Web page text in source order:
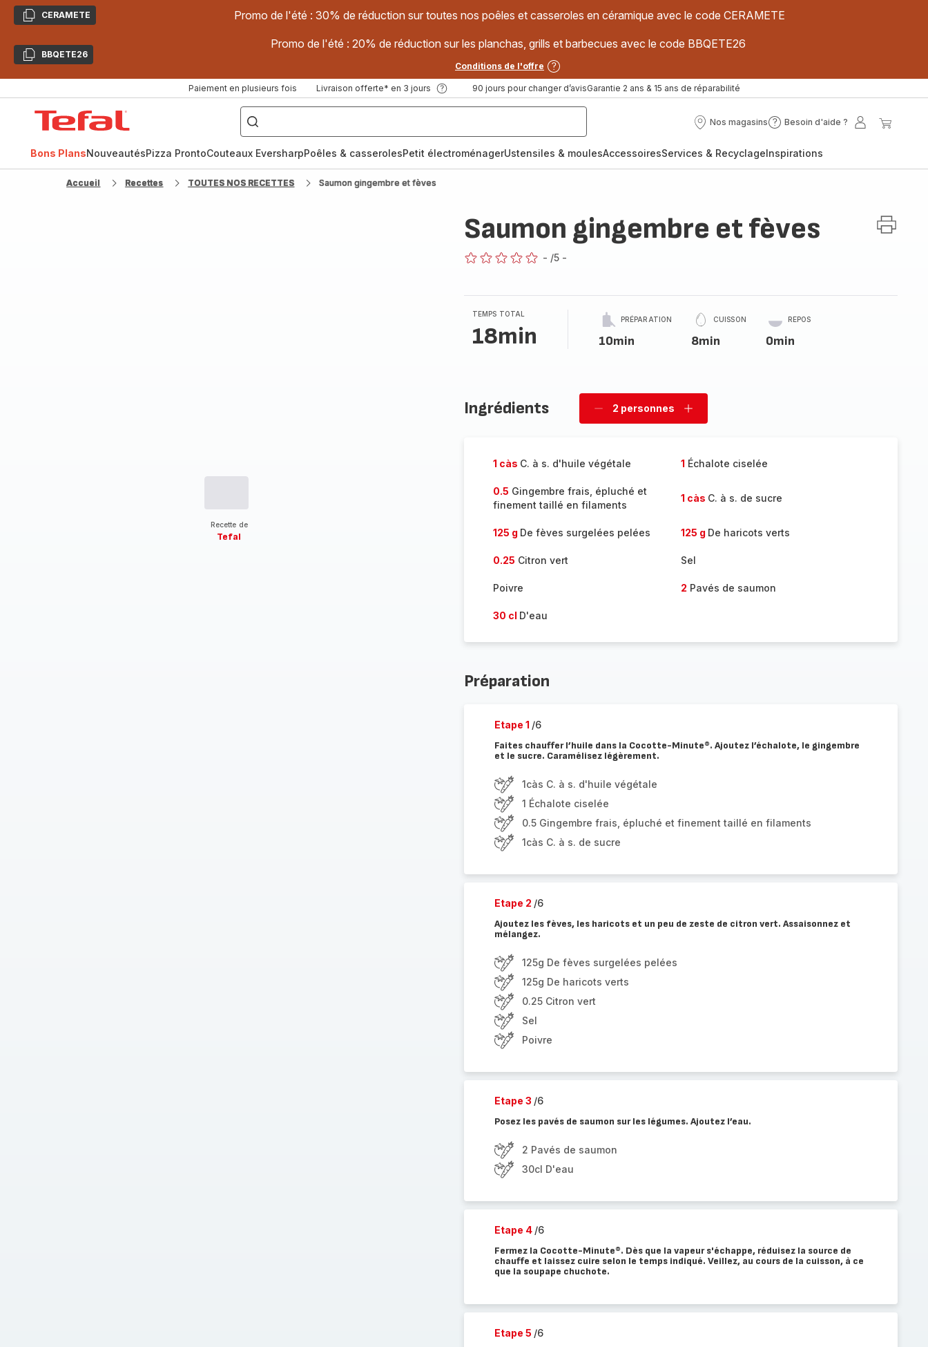
CopierCERAMETE Promo de l'été : 30% de réduction sur toutes nos poêles et casseroles en céramique avec le code CERAMETE
CopierBBQETE26
Promo de l'été : 20% de réduction sur les planchas, grills et barbecues avec le code BBQETE26
Conditions de l'offre
Paiement en plusieurs fois Livraison offerte* en 3 jours 90 jours pour changer d’avisGarantie 2 ans & 15 ans de réparabilité
["Poêles
inox,
Cake
Factory,
Nos magasins
Nos
Besoin d'aide ?
Besoin
?
Mon
Bons PlansNouveautésPizza ProntoCouteaux EversharpPoêles & casserolesPetit électroménagerUstensiles & moulesAccessoiresServices & RecyclageInspirations
Accueil Recettes TOUTES NOS RECETTES Saumon gingembre et fèves
Recette de
Tefal
Saumon gingembre et fèves
- /5 -
TEMPS TOTAL
18min
PRÉPARATION
10min
CUISSON
8min
REPOS
0min
Ingrédients
Supprimer
2 personnes
Ajouter
1 càs C. à s. d'huile végétale 1 Échalote ciselée
0.5 Gingembre frais, épluché et
finement taillé en filaments
1 càs C. à s. de sucre
125 g De fèves surgelées pelées 125 g De haricots verts
0.25 Citron vert Sel
Poivre 2 Pavés de saumon
30 cl D'eau
Préparation
Etape 1 /6
Faites chauffer l’huile dans la Cocotte-Minute®. Ajoutez l’échalote, le gingembre
et le sucre. Caramélisez légèrement.
1càs C. à s. d'huile végétale
1 Échalote ciselée
0.5 Gingembre frais, épluché et finement taillé en filaments
1càs C. à s. de sucre
Etape 2 /6
Ajoutez les fèves, les haricots et un peu de zeste de citron vert. Assaisonnez et
mélangez.
125g De fèves surgelées pelées
125g De haricots verts
0.25 Citron vert
Sel
Poivre
Etape 3 /6
Posez les pavés de saumon sur les légumes. Ajoutez l’eau.
2 Pavés de saumon
30cl D'eau
Etape 4 /6
Fermez la Cocotte-Minute®. Dès que la vapeur s'échappe, réduisez la source de
chauffe et laissez cuire selon le temps indiqué. Veillez, au cours de la cuisson, à ce
que la soupape chuchote.
Etape 5 /6